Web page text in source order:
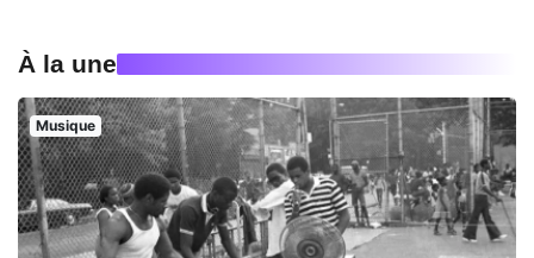
À la une
Musique